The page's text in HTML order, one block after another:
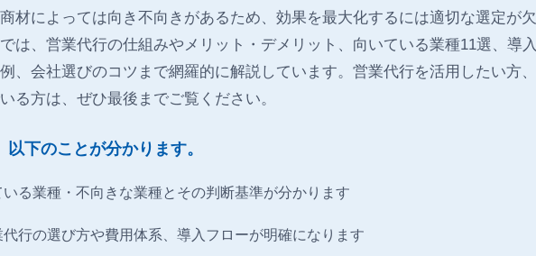
材によっては向き不向きがあるため、効果を最大化するには適切な選定が欠
は、営業代行の仕組みやメリット・デメリット、向いている業種11選、導入
、会社選びのコツまで網羅的に解説しています。営業代行を活用したい方、
る方は、ぜひ最後までご覧ください。
下のことが分かります。
る業種・不向きな業種とその判断基準が分かります
行の選び方や費用体系、導入フローが明確になります